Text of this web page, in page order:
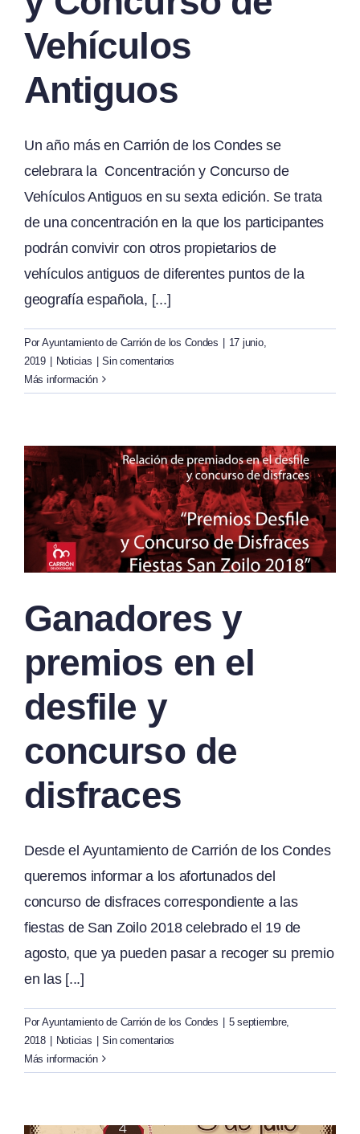
Vehículos
Antiguos
Un año más en Carrión de los Condes se
celebrara la Concentración y Concurso de
Vehículos Antiguos en su sexta edición. Se trata
de una concentración en la que los participantes
podrán convivir con otros propietarios de
vehículos antiguos de diferentes puntos de la
geografía española, [...]
Por Ayuntamiento de Carrión de los Condes
17 junio,
2019
Noticias
Sin comentarios
Más información
Ganadores y
premios en el
desfile y
concurso de
disfraces
Desde el Ayuntamiento de Carrión de los Condes
queremos informar a los afortunados del
concurso de disfraces correspondiente a las
fiestas de San Zoilo 2018 celebrado el 19 de
agosto, que ya pueden pasar a recoger su premio
en las [...]
Por Ayuntamiento de Carrión de los Condes | 5 septiembre,
2018 | Noticias | Sin comentarios
Más información